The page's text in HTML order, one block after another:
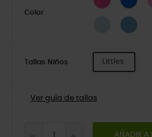
Color
Sky BlueElite Blue
Tallas Niños Littles
Ver guía de tallas
AÑADIR A